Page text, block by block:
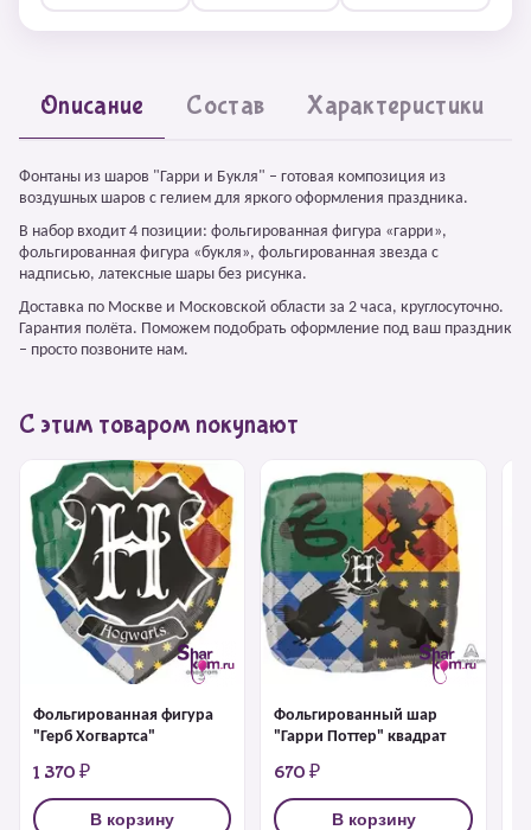
Описание Состав Характеристики
Фонтаны из шаров "Гарри и Букля" – готовая композиция из
воздушных шаров с гелием для яркого оформления праздника.
В набор входит 4 позиции: фольгированная фигура «гарри»,
фольгированная фигура «букля», фольгированная звезда с
надписью, латексные шары без рисунка.
Доставка по Москве и Московской области за 2 часа, круглосуточно.
Гарантия полёта. Поможем подобрать оформление под ваш праздник
– просто позвоните нам.
С этим товаром покупают
Фольгированная фигура
"Герб Хогвартса"
1 370 ₽
В корзину
Фольгированный шар
"Гарри Поттер" квадрат
670 ₽
В корзину